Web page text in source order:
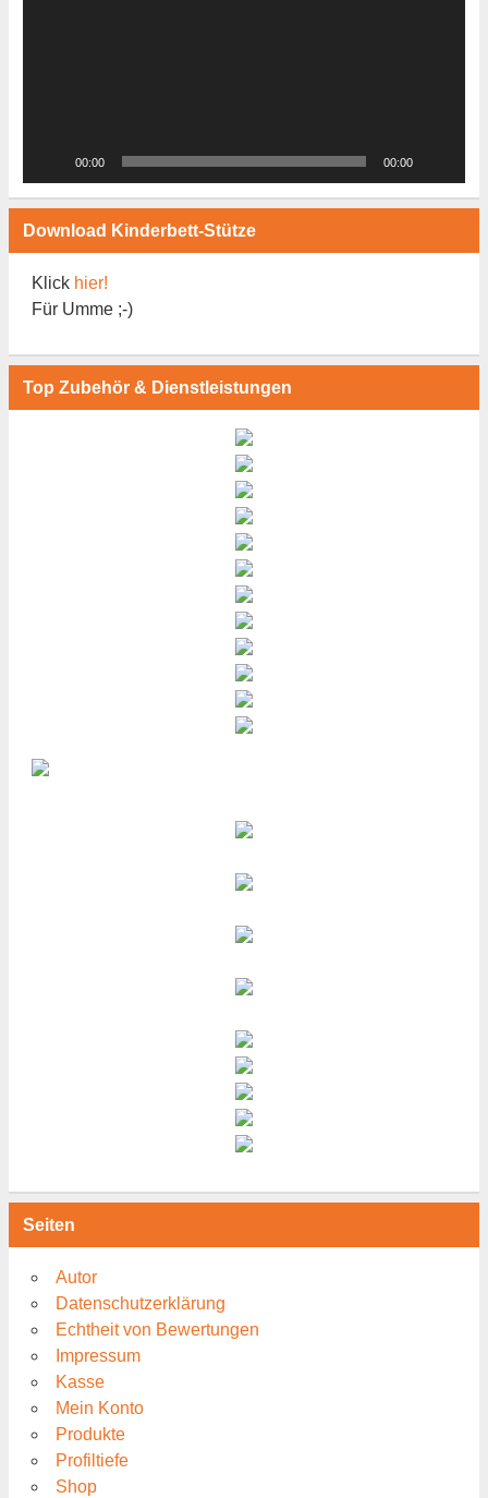
00:00 00:00
Download Kinderbett-Stütze
Klick hier!
Für Umme ;-)
Top Zubehör & Dienstleistungen
Seiten
Autor
Datenschutzerklärung
Echtheit von Bewertungen
Impressum
Kasse
Mein Konto
Produkte
Profiltiefe
Shop